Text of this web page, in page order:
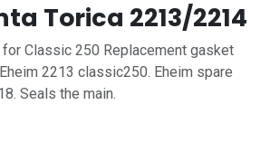
Torica 2213/2214
for Classic 250 Replacement gasket
2213 classic250. Eheim spare
Seals the main.